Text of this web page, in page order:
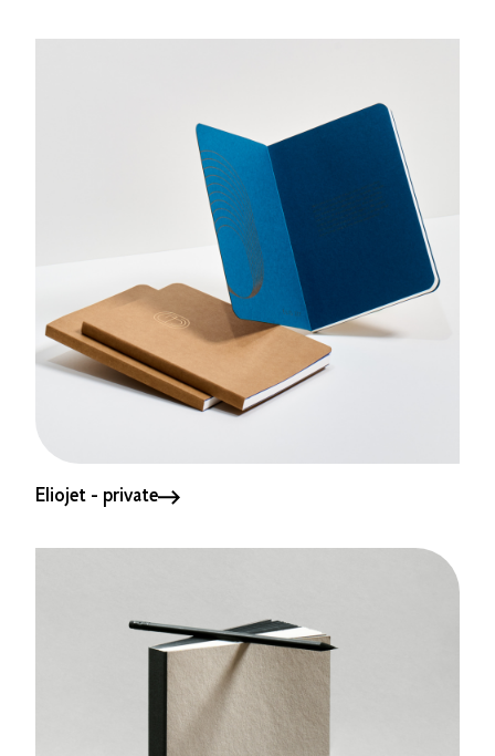
Eliojet - private